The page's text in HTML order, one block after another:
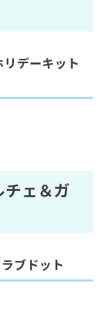
デーキット
チェ＆ガ
ブドット